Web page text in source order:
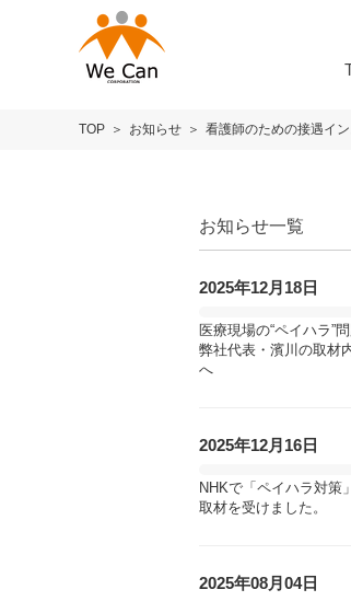
TOP お知らせ 看護師のための接遇イ
お知らせ一覧
2025年12月18日
医療現場の“ペイハラ”
弊社代表・濱川の取材
へ
2025年12月16日
NHKで「ペイハラ対策
取材を受けました。
2025年08月04日